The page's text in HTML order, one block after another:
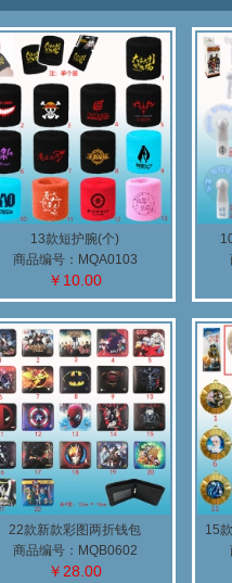
13款短护腕(个)
商品编号：MQA0103
￥10.00
22款新款彩图两折钱包
商品编号：MQB0602
￥28.00
15